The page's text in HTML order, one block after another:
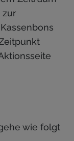
zur
wie folgt